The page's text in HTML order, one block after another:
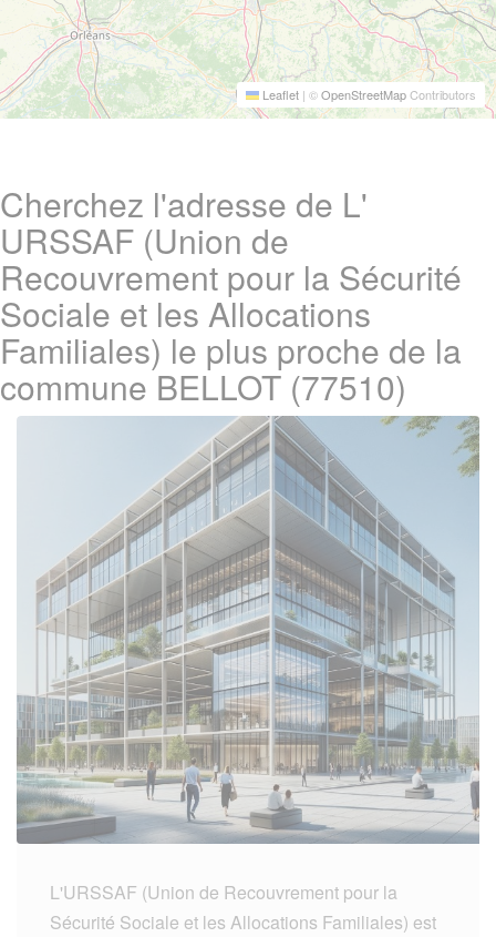
Leaflet | ©OpenStreetMapContributors
Cherchez l'adresse de L'
URSSAF (Union de
Recouvrement pour la Sécurité
Sociale et les Allocations
Familiales) le plus proche de la
commune BELLOT (77510)
L'URSSAF (Union de Recouvrement pour la
Sécurité Sociale et les Allocations Familiales) est